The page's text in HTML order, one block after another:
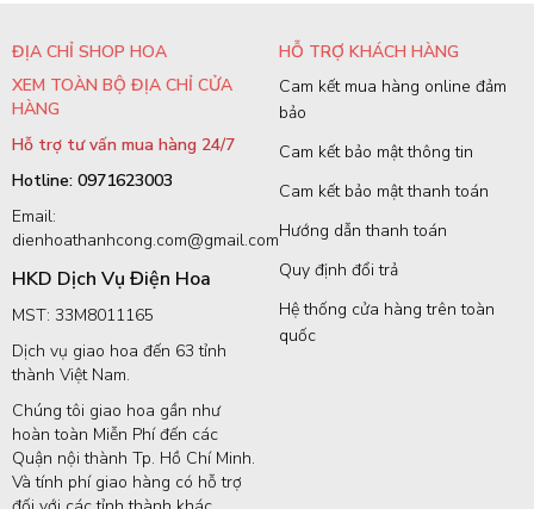
ĐỊA CHỈ SHOP HOA
XEM TOÀN BỘ ĐỊA CHỈ CỬA
HÀNG
Hỗ trợ tư vấn mua hàng 24/7
Hotline: 0971623003
Email:
dienhoathanhcong.com@gmail.com
HKD Dịch Vụ Điện Hoa
MST: 33M8011165
Dịch vụ giao hoa đến 63 tỉnh
thành Việt Nam.
Chúng tôi giao hoa gần như
hoàn toàn Miễn Phí đến các
Quận nội thành Tp. Hồ Chí Minh.
Và tính phí giao hàng có hỗ trợ
HỖ TRỢ KHÁCH HÀNG
Cam kết mua hàng online đảm
bảo
Cam kết bảo mật thông tin
Cam kết bảo mật thanh toán
Hướng dẫn thanh toán
Quy định đổi trả
Hệ thống cửa hàng trên toàn
quốc